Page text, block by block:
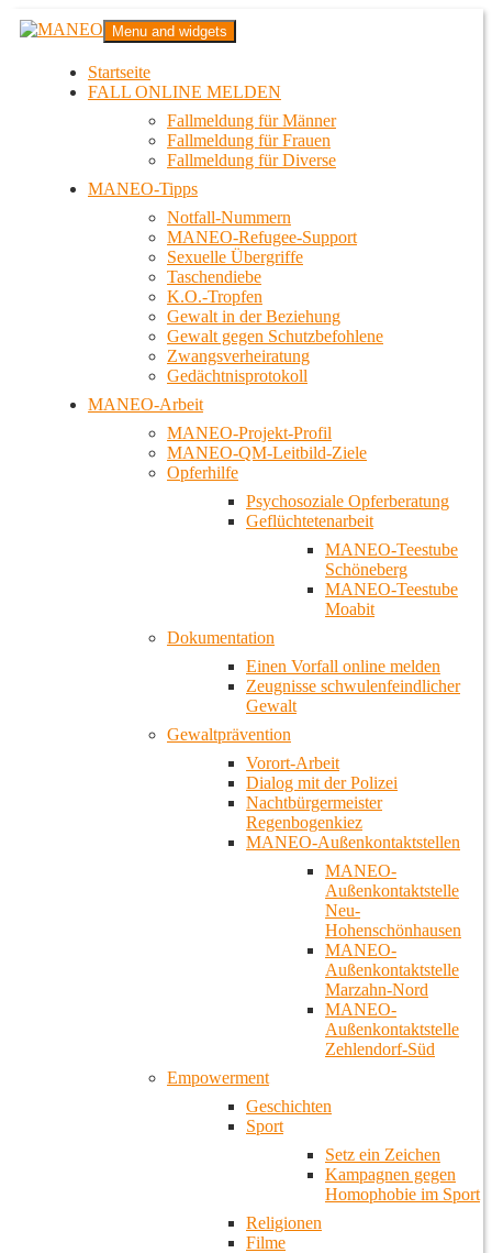
Zum
InhaltMANEO
Das schwule Anti-Gewalt-Projekt in Berlin
Menu and widgets
Startseite
FALL ONLINE MELDEN
Fallmeldung für Männer
Fallmeldung für Frauen
Fallmeldung für Diverse
MANEO-Tipps
Notfall-Nummern
MANEO-Refugee-Support
Sexuelle Übergriffe
Taschendiebe
K.O.-Tropfen
Gewalt in der Beziehung
Gewalt gegen Schutzbefohlene
Zwangsverheiratung
Gedächtnisprotokoll
MANEO-Arbeit
MANEO-Projekt-Profil
MANEO-QM-Leitbild-Ziele
Opferhilfe
Psychosoziale Opferberatung
Geflüchtetenarbeit
MANEO-Teestube
Schöneberg
MANEO-Teestube
Moabit
Dokumentation
Einen Vorfall online melden
Zeugnisse schwulenfeindlicher
Gewalt
Gewaltprävention
Vorort-Arbeit
Dialog mit der Polizei
Nachtbürgermeister
Regenbogenkiez
MANEO-Außenkontaktstellen
MANEO-
Außenkontaktstelle
Neu-
Hohenschönhausen
MANEO-
Außenkontaktstelle
Marzahn-Nord
MANEO-
Außenkontaktstelle
Zehlendorf-Süd
Empowerment
Geschichten
Sport
Setz ein Zeichen
Kampagnen gegen
Homophobie im Sport
Religionen
Filme